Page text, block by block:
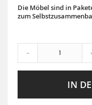
Die Möbel sind in
zum
-
IN